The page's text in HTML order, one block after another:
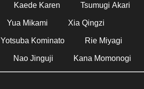
Kaede Karen Tsumugi Akari
Yua Mikami Xia Qingzi
Yotsuba Kominato Rie Miyagi
Nao Jinguji Kana Momonogi